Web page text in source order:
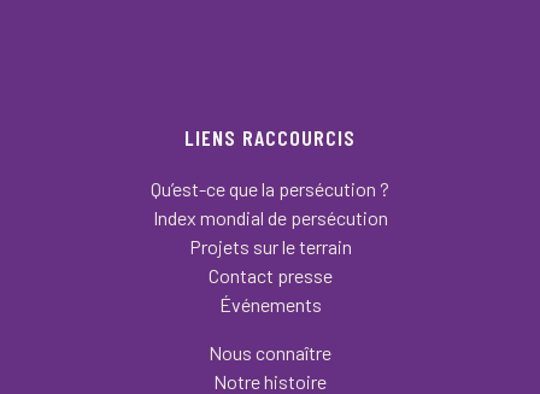
LIENS RACCOURCIS
Qu’est-ce que la persécution ?
Index mondial de persécution
Projets sur le terrain
Contact presse
Événements
Nous connaître
Notre histoire